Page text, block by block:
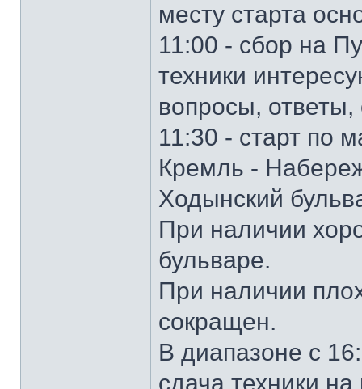
месту старта
11:00 - сбор на
техники
вопросы,
11:30 - старт по
Кремль -
Ходынский
При наличии
бульваре.
При наличии
сокращен.
В диапазоне с
сдача техники